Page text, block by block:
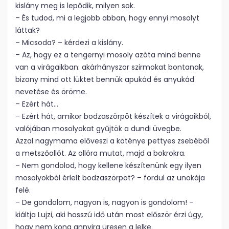
kislány meg is lepődik, milyen sok.
– És tudod, mi a legjobb abban, hogy ennyi mosolyt
láttak?
– Micsoda? – kérdezi a kislány.
– Az, hogy ez a tengernyi mosoly azóta mind benne
van a virágaikban: akárhányszor szirmokat bontanak,
bizony mind ott lüktet bennük apukád és anyukád
nevetése és öröme.
– Ezért hát…
– Ezért hát, amikor bodzaszörpöt készítek a virágaikból,
valójában mosolyokat gyűjtök a dundi üvegbe.
Azzal nagymama előveszi a köténye pettyes zsebéből
a metszőollót. Az ollóra mutat, majd a bokrokra.
– Nem gondolod, hogy kellene készítenünk egy ilyen
mosolyokból érlelt bodzaszörpöt? – fordul az unokája
felé.
– De gondolom, nagyon is, nagyon is gondolom! –
kiáltja Lujzi, aki hosszú idő után most először érzi úgy,
hogy nem kong annyira üresen a lelke.